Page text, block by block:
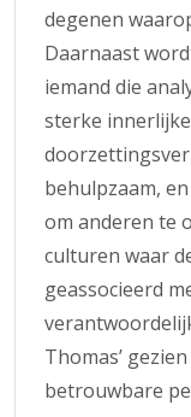
degenen
Daarnaast
iemand die
sterke
behulpzaam,
om anderen te
culturen waar
geassocieerd
Thomas’
betrouwbare